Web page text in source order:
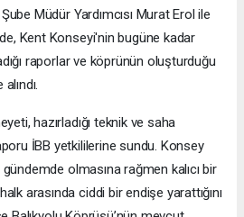
Şube Müdür Yardımcısı Murat Erol ile
Kent Konseyi'nin bugüne kadar
raporlar ve köprünün oluşturduğu
hazırladığı teknik ve saha
İBB yetkililerine sundu. Konsey
olmasına rağmen kalıcı bir
arasında ciddi bir endişe yarattığını